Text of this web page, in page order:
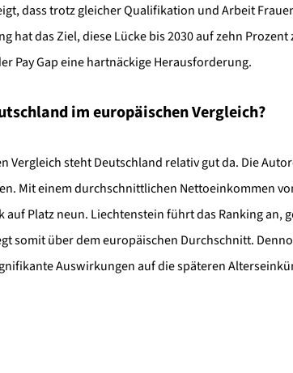
dass trotz gleicher Qualifikation und Arbeit
hat das Ziel, diese Lücke bis 2030 auf zehn
Pay Gap eine hartnäckige Herausforderung.
im europäischen Vergleich?
Vergleich steht Deutschland relativ gut da. Die
Mit einem durchschnittlichen Nettoeinkommen
auf Platz neun. Liechtenstein führt das Ranking an,
somit über dem europäischen Durchschnitt.
Auswirkungen auf die späteren